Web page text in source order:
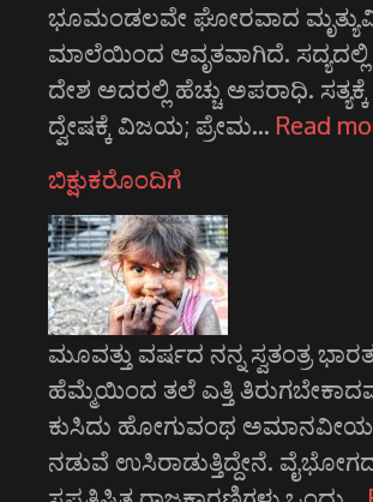
ಭೂಮಂಡಲವೇ ಘೋರವಾದ
ಮಾಲೆಯಿಂದ ಆವೃತವಾಗಿದೆ.
ದೇಶ ಅದರಲ್ಲಿ ಹೆಚ್ಚು ಅಪರಾಧಿ.
ದ್ವೇಷಕ್ಕೆ ವಿಜಯ; ಪ್ರೇಮ… Read
ಬಿಕ್ಷುಕರೊಂದಿಗೆ
ಮೂವತ್ತು ವರ್ಷದ ನನ್ನ ಸ್ವತಂತ್ರ
ಹೆಮ್ಮೆಯಿಂದ ತಲೆ ಎತ್ತಿ
ಕುಸಿದು ಹೋಗುವಂಥ
ನಡುವೆ ಉಸಿರಾಡುತ್ತಿದ್ದೇನೆ.